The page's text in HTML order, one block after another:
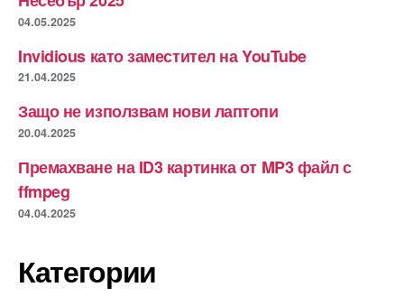
04.05.2025
Invidious като заместител на YouTube
21.04.2025
Защо не използвам нови лаптопи
20.04.2025
Премахване на ID3 картинка от MP3 файл с
ffmpeg
04.04.2025
Категории